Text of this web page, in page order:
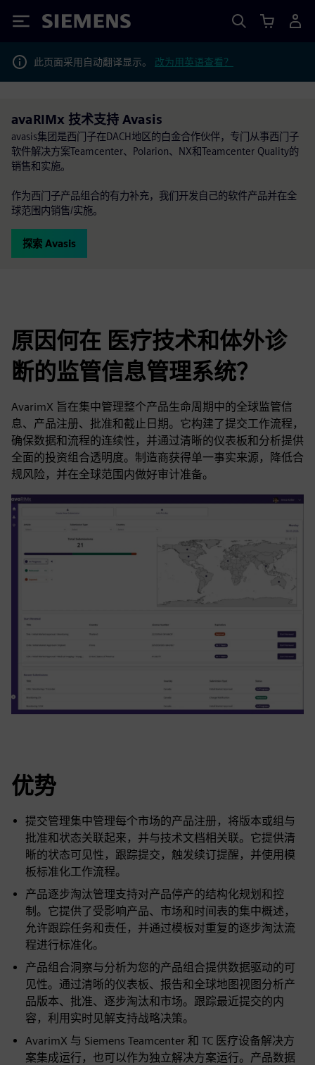
Siemens
此页面采用自动翻译显示。 改为用英语查看？
avaRIMx 技术支持 Avasis
avasis集团是西门子在DACH地区的白金合作伙伴，专门从事西门子
软件解决方案Teamcenter、Polarion、NX和Teamcenter Quality的
销售和实施。
作为西门子产品组合的有力补充，我们开发自己的软件产品并在全
球范围内销售/实施。
探索 Avasis
原因何在 医疗技术和体外诊
断的监管信息管理系统？
AvarimX 旨在集中管理整个产品生命周期中的全球监管信
息、产品注册、批准和截止日期。它构建了提交工作流程，
确保数据和流程的连续性，并通过清晰的仪表板和分析提供
全面的投资组合透明度。制造商获得单一事实来源，降低合
规风险，并在全球范围内做好审计准备。
优势
提交管理集中管理每个市场的产品注册，将版本或组与
批准和状态关联起来，并与技术文档相关联。它提供清
晰的状态可见性，跟踪提交，触发续订提醒，并使用模
板标准化工作流程。
产品逐步淘汰管理支持对产品停产的结构化规划和控
制。它提供了受影响产品、市场和时间表的集中概述，
允许跟踪任务和责任，并通过模板对重复的逐步淘汰流
程进行标准化。
产品组合洞察与分析为您的产品组合提供数据驱动的可
见性。通过清晰的仪表板、报告和全球地图视图分析产
品版本、批准、逐步淘汰和市场。跟踪最近提交的内
容，利用实时见解支持战略决策。
AvarimX 与 Siemens Teamcenter 和 TC 医疗设备解决方
案集成运行，也可以作为独立解决方案运行。产品数据